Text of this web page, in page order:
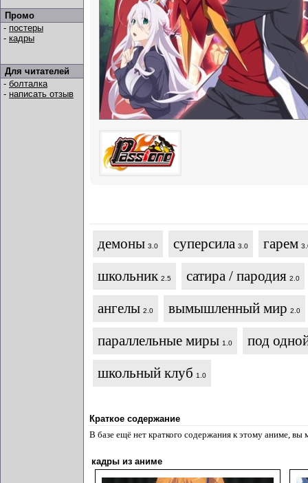
Промо
- постеры
- кадры
Для читателей
- болталка
- написать отзыв
демоны 3.0 суперсила 3.0 гарем
школьник 2.5 сатира / пародия 2.0
ангелы 2.0 вымышленный мир 2.0
параллельные миры 1.0
под
школьный клуб 1.0
Краткое содержание
В базе ещё нет краткого содержания к этому аниме, вы
кадры из аниме